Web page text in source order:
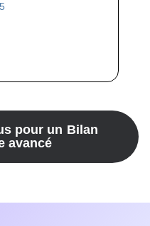
pour un Bilan
avancé